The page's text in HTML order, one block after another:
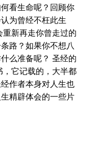
看生命呢？回顾你
为曾经不枉此生
新再走你曾走过的
路？如果你不想八
么准备呢？ 圣经的
，它记载的，大半都
作者本身对人生也
精辟体会的一些片